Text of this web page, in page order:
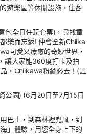
遊樂區等休閒設施，住客
包全日任玩套票)，尋找童
樂而忘返! 仲會全新Chiika
可愛又療癒的奇妙世界，
讓大家能360度打卡及拍
，Chiikawa粉絲必去！(註
公園) (6月20日至7月15日
巴士，到森林裡兜風，到
」體驗，用您全身上下的